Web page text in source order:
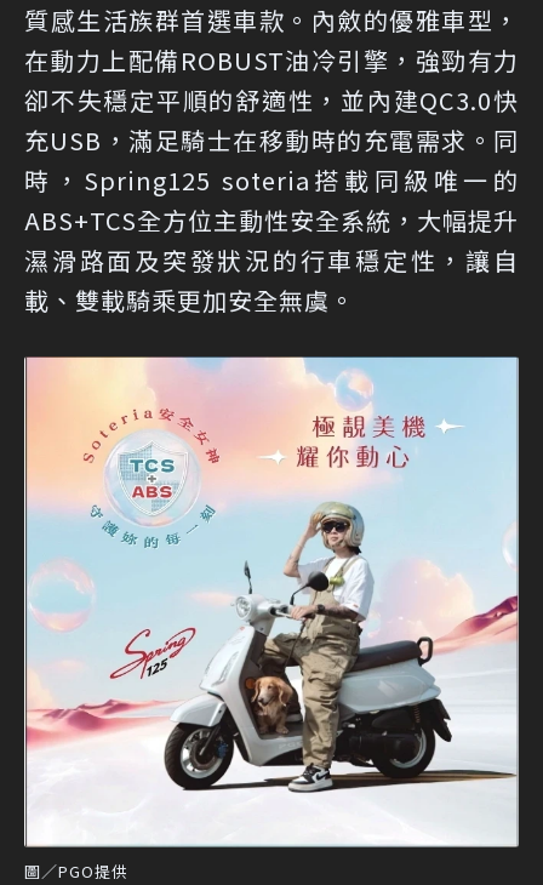
質感生活族群首選車款。內斂的優雅車型，
在動力上配備ROBUST油冷引擎，強勁有力
卻不失穩定平順的舒適性，並內建QC3.0快
充USB，滿足騎士在移動時的充電需求。同
時，Spring125 soteria搭載同級唯一的
ABS+TCS全方位主動性安全系統，大幅提升
濕滑路面及突發狀況的行車穩定性，讓自
載、雙載騎乘更加安全無虞。
圖／PGO提供